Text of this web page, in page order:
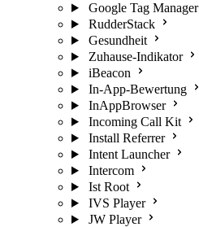
Google Tag Manager
RudderStack
Gesundheit
Zuhause-Indikator
iBeacon
In-App-Bewertung
InAppBrowser
Incoming Call Kit
Install Referrer
Intent Launcher
Intercom
Ist Root
IVS Player
JW Player